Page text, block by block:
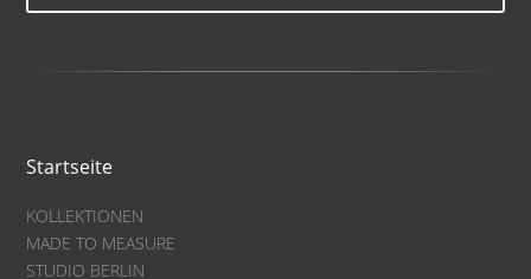
Startseite
KOLLEKTIONEN
MADE TO MEASURE
STUDIO BERLIN